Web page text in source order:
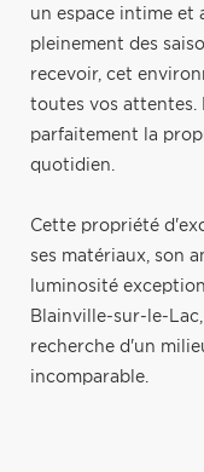
un espace intime et
pleinement des
recevoir, cet
toutes vos attentes.
parfaitement la
quotidien.
Cette propriété
ses matériaux, son
luminosité
Blainville-sur-le-
recherche d'un
incomparable.